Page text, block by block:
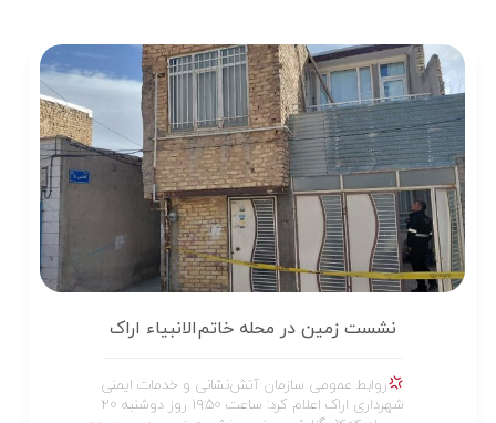
نشست زمین در محله خاتم‌الانبیاء اراک
روابط عمومی سازمان آتش‌نشانی و خدمات ایمنی
شهرداری اراک اعلام کرد: ساعت ۱۹:۵۰ روز دوشنبه ۲۰